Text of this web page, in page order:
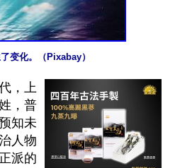
变化。（Pixabay）
，上
，普
知未
人物
派的